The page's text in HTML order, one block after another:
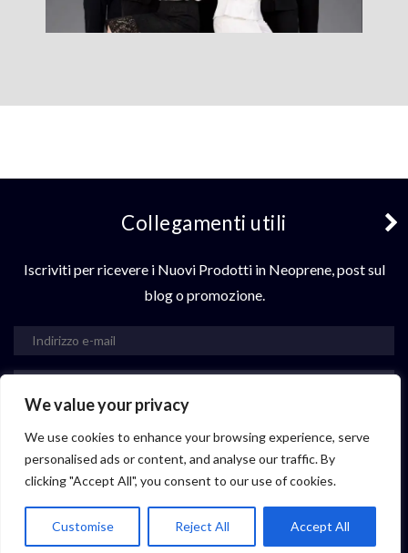
We value your privacy
We use cookies to enhance your browsing experience, serve
personalised ads or content, and analyse our traffic. By
clicking "Accept All", you consent to our use of cookies.
Customise Reject All Accept All
Collegamenti utili
Iscriviti per ricevere i Nuovi Prodotti in Neoprene, post sul
blog o promozione.
Contattaci